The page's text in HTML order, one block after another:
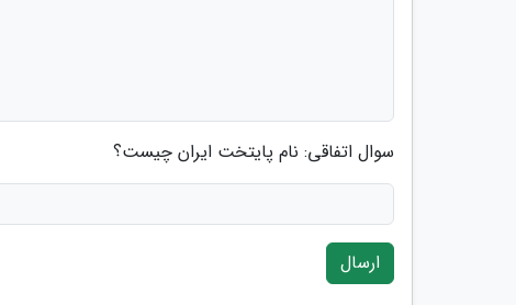
سوال اتفاقی: نام پایتخت ایران چیست؟
ارسال